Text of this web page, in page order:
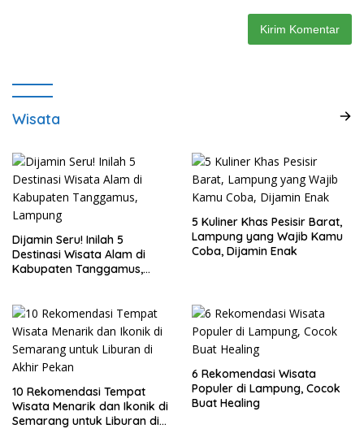
Wisata
Dijamin Seru! Inilah 5
Destinasi Wisata Alam di
Kabupaten Tanggamus,
5 Kuliner Khas Pesisir Barat,
Lampung yang Wajib Kamu
Coba, Dijamin Enak
10 Rekomendasi Tempat
Wisata Menarik dan Ikonik di
Semarang untuk Liburan di
6 Rekomendasi Wisata
Populer di Lampung, Cocok
Buat Healing